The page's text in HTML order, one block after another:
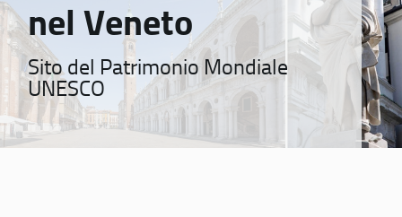
nel Veneto
Sito del Patrimonio Mondiale
UNESCO